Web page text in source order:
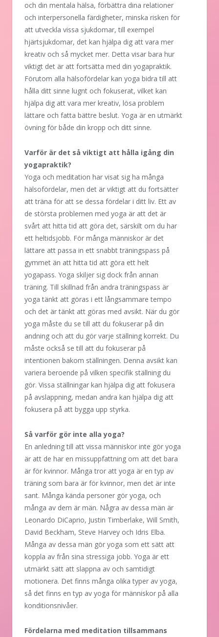
och din mentala hälsa, förbättra dina relationer
och interpersonella färdigheter, minska risken för
att utveckla vissa sjukdomar, till exempel
hjärtsjukdomar, det kan hjälpa dig att vara mer
kreativ och så mycket mer. Detta visar bara hur
viktigt det är att fortsätta med din yogapraktik.
Förutom alla hälsofördelar kan yoga bidra till att
hålla ditt sinne lugnt och fokuserat, vilket kan
hjälpa dig att vara mer kreativ, lösa problem
lättare och fatta bättre beslut. Yoga är en utmärkt
övning för både din kropp och ditt sinne.
Varför är det så viktigt att hålla igång din
yogapraktik?
Yoga och meditation har visat sig ha många
hälsofördelar, men det är viktigt att du fortsätter
att träna för att se dessa fördelar i ditt liv. Ett av
de största problemen med yoga är att det är
svårt att hitta tid att göra det, särskilt om du har
ett heltidsjobb. För många människor är det
lättare att passa in ett snabbt träningspass på
gymmet än att hitta tid att göra ett helt
yogapass. Yoga skiljer sig dock från annan
träning. Till skillnad från andra träningspass är
yoga tänkt att göras i ett långsammare tempo
och det är tänkt att göras med avsikt. När du gör
yoga måste du se till att du fokuserar på din
andning och att du gör varje ställning korrekt. Du
måste också se till att du fokuserar på
intentionen bakom ställningen. Denna avsikt kan
variera beroende på vilken specifik ställning du
gör. Vissa ställningar kan hjälpa dig att fokusera
på avslappning, medan andra kan hjälpa dig att
fokusera på att bygga upp styrka.
Så varför gör inte alla yoga?
En anledning till att vissa människor inte gör yoga
är att de har en missuppfattning om att det bara
är för kvinnor. Många tror att yoga är en typ av
träning som bara är för kvinnor, men det är inte
sant. Många kända personer gör yoga, och
många av dem är män. Några av dessa män är
Leonardo DiCaprio, Justin Timberlake, Will Smith,
David Beckham, Steve Harvey och Idris Elba.
Många av dessa män gör yoga som ett sätt att
koppla av från sina stressiga jobb. Yoga är ett
utmärkt sätt att slappna av och samtidigt
motionera. Det finns många olika typer av yoga,
så det finns en typ av yoga för människor på alla
konditionsnivåer.
Fördelarna med meditation tillsammans